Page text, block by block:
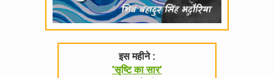
इस महीने :
'सृष्टि का सार'